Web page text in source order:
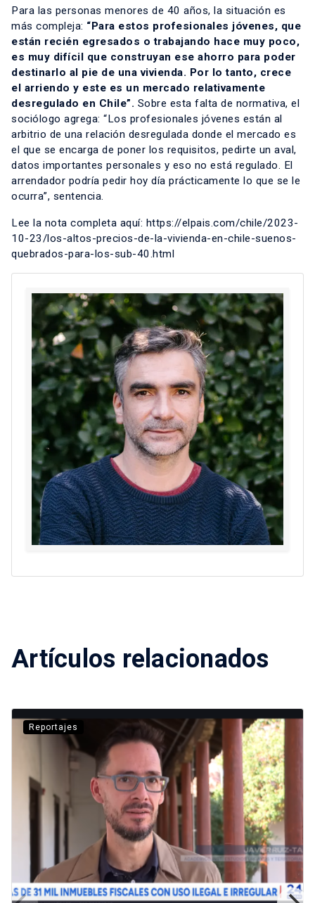
Para las personas menores de 40 años, la situación es
más compleja: “Para estos profesionales jóvenes, que
están recién egresados o trabajando hace muy poco,
es muy difícil que construyan ese ahorro para poder
destinarlo al pie de una vivienda. Por lo tanto, crece
el arriendo y este es un mercado relativamente
desregulado en Chile”. Sobre esta falta de normativa, el
sociólogo agrega: “Los profesionales jóvenes están al
arbitrio de una relación desregulada donde el mercado es
el que se encarga de poner los requisitos, pedirte un aval,
datos importantes personales y eso no está regulado. El
arrendador podría pedir hoy día prácticamente lo que se le
ocurra”, sentencia.
Lee la nota completa aquí: https://elpais.com/chile/2023-
10-23/los-altos-precios-de-la-vivienda-en-chile-suenos-
quebrados-para-los-sub-40.html
Artículos relacionados
Reportajes